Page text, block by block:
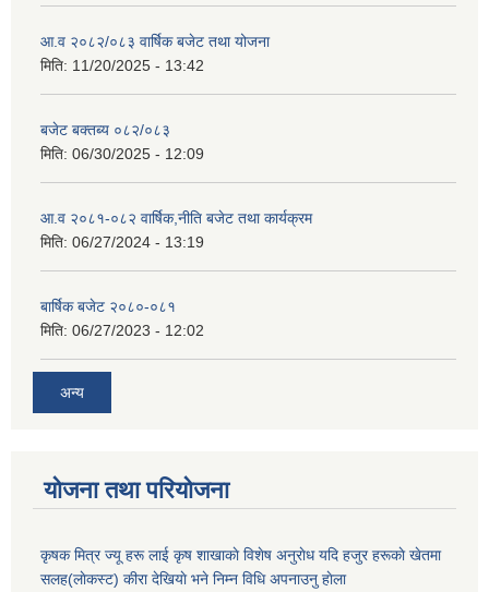
आ.व २०८२/०८३ वार्षिक बजेट तथा योजना
मिति: 11/20/2025 - 13:42
बजेट बक्तब्य ०८२/०८३
मिति: 06/30/2025 - 12:09
आ.व २०८१-०८२ वार्षिक,नीति बजेट तथा कार्यक्रम
मिति: 06/27/2024 - 13:19
बार्षिक बजेट २०८०-०८१
मिति: 06/27/2023 - 12:02
अन्य
योजना तथा परियोजना
कृषक मित्र ज्यू हरू लाई कृष शाखाकाे विशेष अनुराेध यदि हजुर हरूकाे खेतमा
सलह(लाेकस्ट) कीरा देखियाे भने निम्न विधि अपनाउनु हाेला